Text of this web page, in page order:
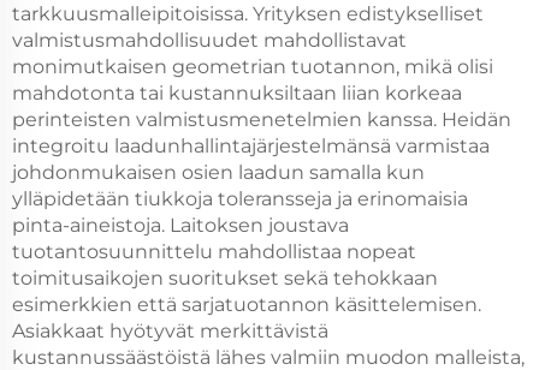
tarkkuusmalleipitoisissa. Yrityksen edistykselliset
valmistusmahdollisuudet mahdollistavat
monimutkaisen geometrian tuotannon, mikä olisi
mahdotonta tai kustannuksiltaan liian korkeaa
perinteisten valmistusmenetelmien kanssa. Heidän
integroitu laadunhallintajärjestelmänsä varmistaa
johdonmukaisen osien laadun samalla kun
ylläpidetään tiukkoja toleransseja ja erinomaisia
pinta-aineistoja. Laitoksen joustava
tuotantosuunnittelu mahdollistaa nopeat
toimitusaikojen suoritukset sekä tehokkaan
esimerkkien että sarjatuotannon käsittelemisen.
Asiakkaat hyötyvät merkittävistä
kustannussäästöistä lähes valmiin muodon malleista,